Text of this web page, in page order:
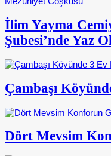
İlim Yayma
Şubesi’nde Yaz
Çambaşı
Dört Mevsim